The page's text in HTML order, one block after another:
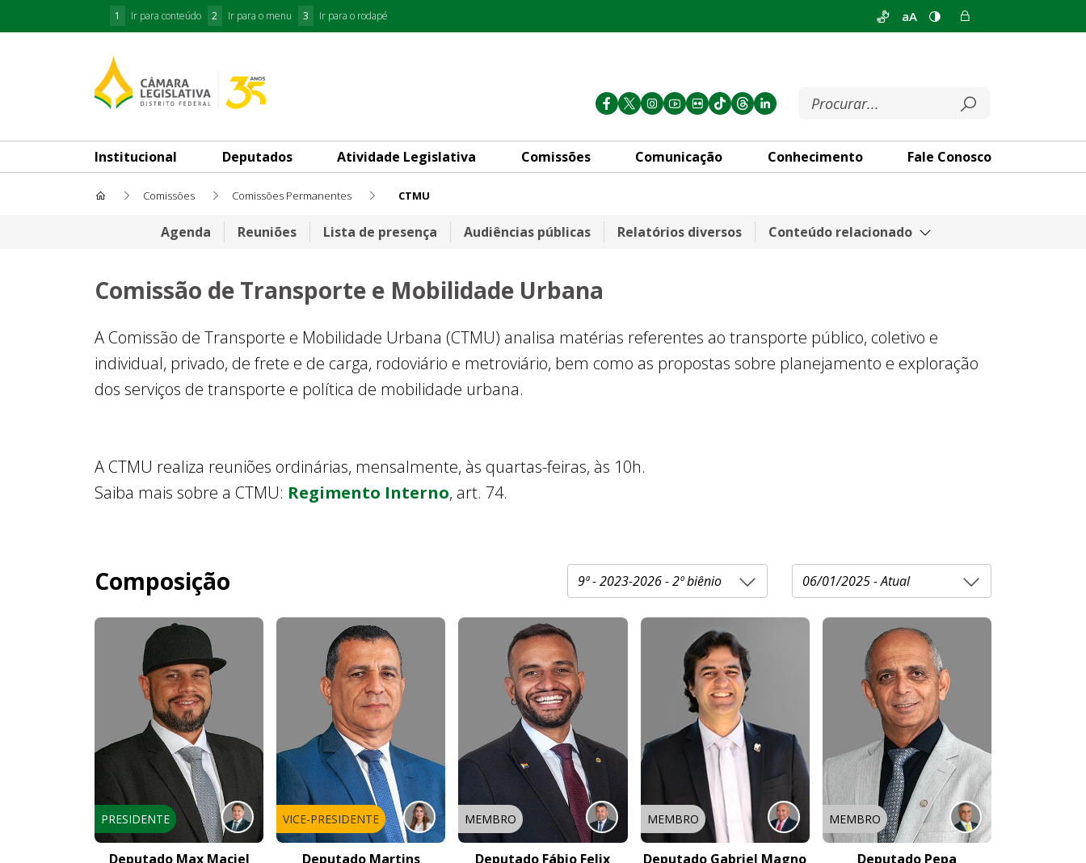
1 Ir para conteúdo 2 Ir para o menu 3 Ir para o rodapé aA
Institucional Deputados Atividade Legislativa Comissões Comunicação Conhecimento Fale Conosco
Comissões Comissões Permanentes CTMU
Comissão de Transporte e Mobilidade Urbana
Agenda Reuniões Lista de presença Audiências públicas Relatórios diversos Conteúdo relacionado
Comissão de Transporte e Mobilidade Urbana
A Comissão de Transporte e Mobilidade Urbana (CTMU) analisa matérias referentes ao transporte público, coletivo e
individual, privado, de frete e de carga, rodoviário e metroviário, bem como as propostas sobre planejamento e exploração
dos serviços de transporte e política de mobilidade urbana.
A CTMU realiza reuniões ordinárias, mensalmente, às quartas-feiras, às 10h.
Saiba mais sobre a CTMU: Regimento Interno, art. 74.
Composição
PRESIDENTE
Deputado Max Maciel
VICE-PRESIDENTE
Deputado Martins
MEMBRO
Deputado Fábio Felix
MEMBRO
Deputado Gabriel Magno
MEMBRO
Deputado Pepa